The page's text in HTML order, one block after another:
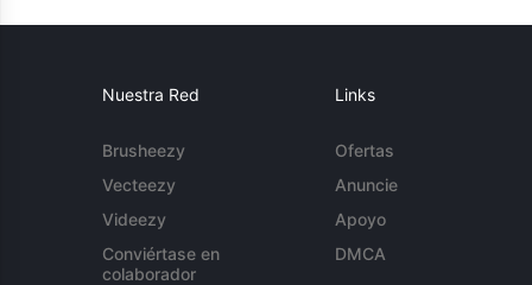
Nuestra Red
Brusheezy
Vecteezy
Videezy
Conviértase en
colaborador
Links
Ofertas
Anuncie
Apoyo
DMCA